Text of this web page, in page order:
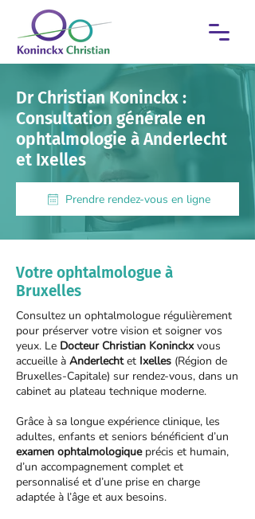
Dr Christian Koninckx :
Consultation générale en
ophtalmologie à Anderlecht
et Ixelles
Prendre rendez-vous en ligne
Votre ophtalmologue à
Bruxelles
Consultez un ophtalmologue régulièrement
pour préserver votre vision et soigner vos
yeux. Le Docteur Christian Koninckxvous
accueille à Anderlechtet Ixelles (Région de
Bruxelles-Capitale) sur rendez-vous, dans un
cabinet au plateau technique moderne.
Grâce à sa longue expérience clinique, les
adultes, enfants et seniors bénéficient d’un
examen ophtalmologiqueprécis et humain,
d’un accompagnement complet et
personnalisé et d’une prise en charge
adaptée à l’âge et aux besoins.